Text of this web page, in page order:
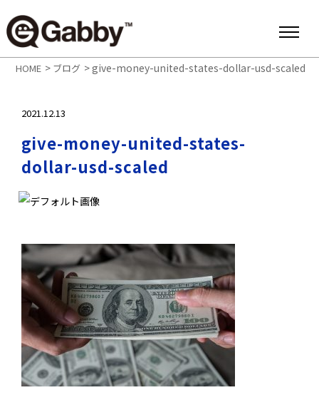
HOME > ブログ >give-money-united-states-dollar-usd-scaled
2021.12.13
give-money-united-states-
dollar-usd-scaled